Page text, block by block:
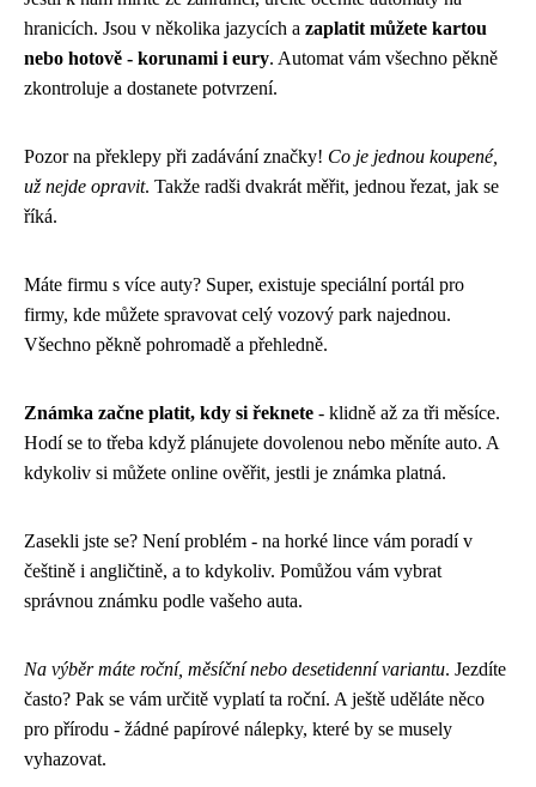
hranicích. Jsou v několika jazycích a zaplatit můžete kartou
nebo hotově - korunami i eury. Automat vám všechno pěkně
zkontroluje a dostanete potvrzení.
Pozor na překlepy při zadávání značky! Co je jednou koupené,
už nejde opravit. Takže radši dvakrát měřit, jednou řezat, jak se
říká.
Máte firmu s více auty? Super, existuje speciální portál pro
firmy, kde můžete spravovat celý vozový park najednou.
Všechno pěkně pohromadě a přehledně.
Známka začne platit, kdy si řeknete - klidně až za tři měsíce.
Hodí se to třeba když plánujete dovolenou nebo měníte auto. A
kdykoliv si můžete online ověřit, jestli je známka platná.
Zasekli jste se? Není problém - na horké lince vám poradí v
češtině i angličtině, a to kdykoliv. Pomůžou vám vybrat
správnou známku podle vašeho auta.
Na výběr máte roční, měsíční nebo desetidenní variantu. Jezdíte
často? Pak se vám určitě vyplatí ta roční. A ještě uděláte něco
pro přírodu - žádné papírové nálepky, které by se musely
vyhazovat.